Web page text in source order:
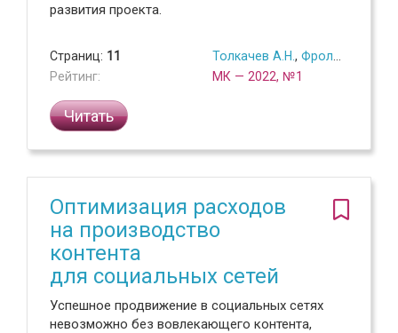
развития проекта.
Страниц: 11
Рейтинг:
Толкачев А.Н. , Фролова П.А.
МК — 2022, №1
Читать
Оптимизация расходов
на производство
контента
для социальных сетей
Успешное продвижение в социальных сетях
невозможно без вовлекающего контента,